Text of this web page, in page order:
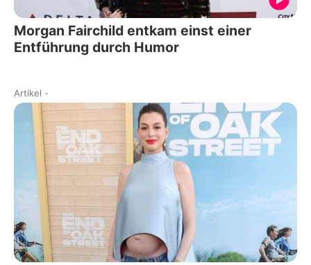
Morgan Fairchild entkam einst einer
Entführung durch Humor
Artikel -